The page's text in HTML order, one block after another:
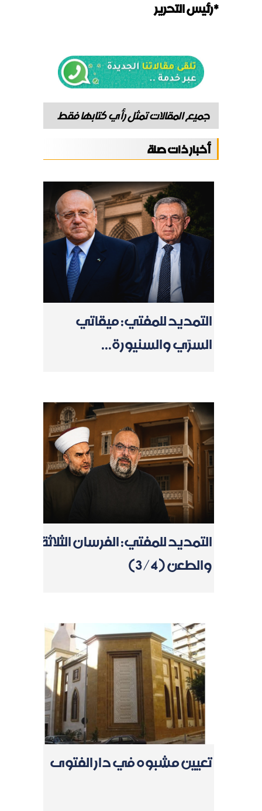
*رئيس التحرير
جميع المقالات تمثل رأي كتابها فقط
أخبار ذات صلة
التمديد للمفتي: ميقاتي
السرّي والسنيورة...
التمديد للمفتي: الفرسان الثلاثة
والطعن (3/4)
تعيين مشبوه في دار الفتوى